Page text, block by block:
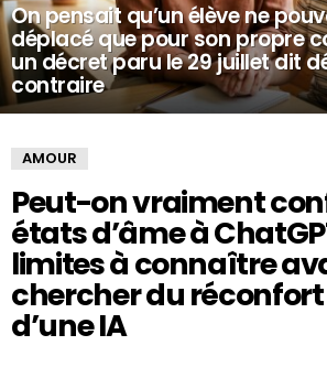
On pensait qu’un élève ne
déplacé que pour son propre
un décret paru le 29 juillet dit
contraire
AMOUR
Peut-on vraiment
états d’âme à
limites à connaître
chercher du
d’une IA